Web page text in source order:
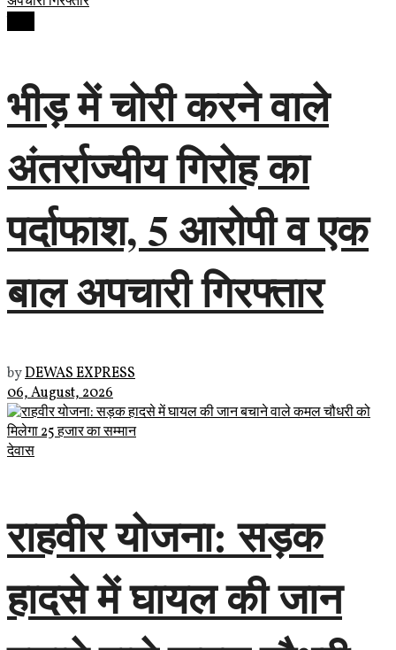
भीड़ में चोरी करने वाले
अंतर्राज्यीय गिरोह का
पर्दाफाश, 5 आरोपी व एक
बाल अपचारी गिरफ्तार
byDEWAS EXPRESS
06, August, 2026
देवास
राहवीर योजना: सड़क
हादसे में घायल की जान